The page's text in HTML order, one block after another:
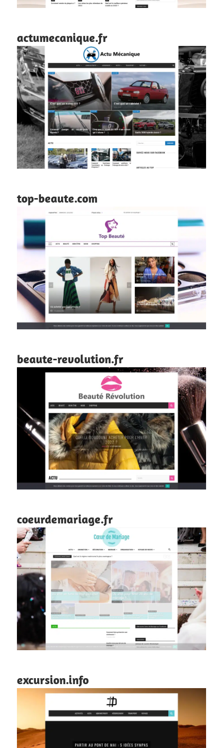
actumecanique.fr
top-beaute.com
beaute-revolution.fr
coeurdemariage.fr
excursion.info